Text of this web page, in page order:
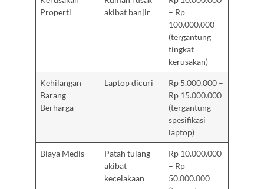
Properti
akibat banjir
– Rp
100.000.000
(tergantung
tingkat
kerusakan)
Kehilangan
Barang
Berharga
Laptop dicuri
Rp 5.000.000 –
Rp 15.000.000
(tergantung
spesifikasi
laptop)
Biaya Medis
Patah tulang
akibat
kecelakaan
Rp 10.000.000
– Rp
50.000.000